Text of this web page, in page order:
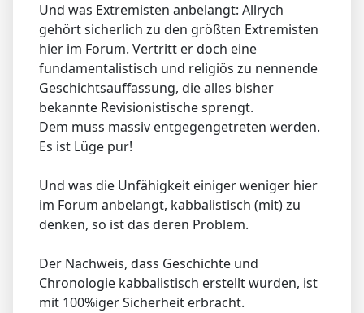
Und was Extremisten anbelangt: Allrych
gehört sicherlich zu den größten Extremisten
hier im Forum. Vertritt er doch eine
fundamentalistisch und religiös zu nennende
Geschichtsauffassung, die alles bisher
bekannte Revisionistische sprengt.
Dem muss massiv entgegengetreten werden.
Es ist Lüge pur!
Und was die Unfähigkeit einiger weniger hier
im Forum anbelangt, kabbalistisch (mit) zu
denken, so ist das deren Problem.
Der Nachweis, dass Geschichte und
Chronologie kabbalistisch erstellt wurden, ist
mit 100%iger Sicherheit erbracht.